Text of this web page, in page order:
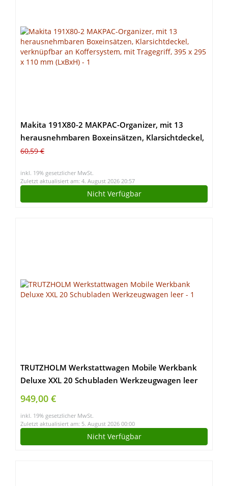
Makita 191X80-2 MAKPAC-Organizer, mit 13
herausnehmbaren Boxeinsätzen, Klarsichtdeckel,
verknüpfbar an Koffersystem, mit Tragegriff, 395 x
60,59 €
inkl. 19% gesetzlicher MwSt.
Zuletzt aktualisiert am: 4. August 2026 20:57
Nicht Verfügbar
TRUTZHOLM Werkstattwagen Mobile Werkbank
Deluxe XXL 20 Schubladen Werkzeugwagen leer
949,00 €
inkl. 19% gesetzlicher MwSt.
Zuletzt aktualisiert am: 5. August 2026 00:00
Nicht Verfügbar